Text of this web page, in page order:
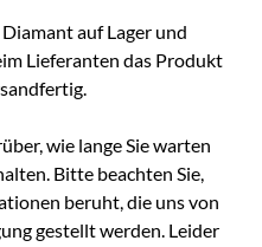
auf Lager und
Lieferanten das Produkt
wie lange Sie warten
Bitte beachten Sie,
beruht, die uns von
gestellt werden. Leider